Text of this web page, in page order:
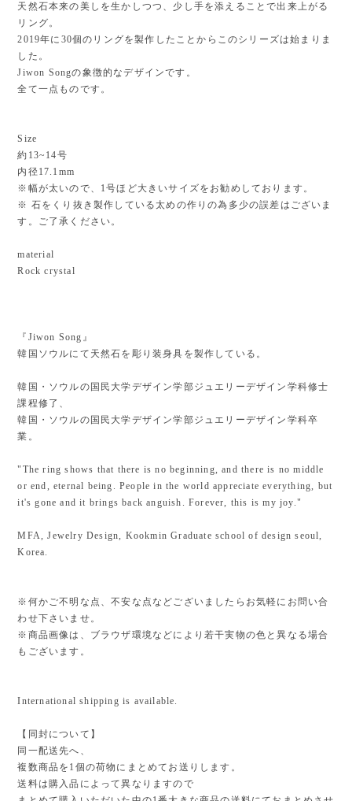
天然石本来の美しを生かしつつ、少し手を添えることで出来上がる
リング。
2019年に30個のリングを製作したことからこのシリーズは始まりま
した。
Jiwon Songの象徴的なデザインです。
全て一点ものです。
Size
約13~14号
内径17.1mm
※幅が太いので、1号ほど大きいサイズをお勧めしております。
※ 石をくり抜き製作している太めの作りの為多少の誤差はございま
す。ご了承ください。
material
Rock crystal
『Jiwon Song』
韓国ソウルにて天然石を彫り装身具を製作している。
韓国・ソウルの国民大学デザイン学部ジュエリーデザイン学科修士
課程修了、
韓国・ソウルの国民大学デザイン学部ジュエリーデザイン学科卒
業。
"The ring shows that there is no beginning, and there is no middle
or end, eternal being. People in the world appreciate everything, but
it's gone and it brings back anguish. Forever, this is my joy."
MFA, Jewelry Design, Kookmin Graduate school of design seoul,
Korea.
※何かご不明な点、不安な点などございましたらお気軽にお問い合
わせ下さいませ。
※商品画像は、ブラウザ環境などにより若干実物の色と異なる場合
もございます。
International shipping is available.
【同封について】
同一配送先へ、
複数商品を1個の荷物にまとめてお送りします。
送料は購入品によって異なりますので